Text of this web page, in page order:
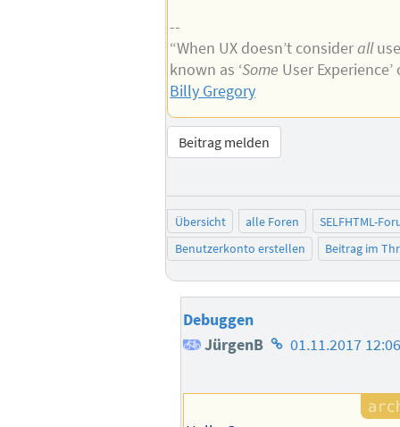
--
“When UX doesn’t considerall
known as ‘Some User
Billy Gregory
Beitrag melden
Übersicht alle Foren
SELFHTML-
Benutzerkonto erstellen
Beitrag im
Debuggen
JürgenB Homepage
Autors
01.11.2017